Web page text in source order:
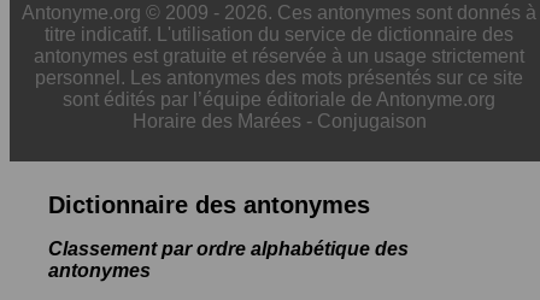
Antonyme.org © 2009 - 2026. Ces antonymes sont donnés à
titre indicatif. L'utilisation du service de dictionnaire des
antonymes est gratuite et réservée à un usage strictement
personnel. Les antonymes des mots présentés sur ce site
sont édités par l’équipe éditoriale de Antonyme.org
Horaire des Marées - Conjugaison
Dictionnaire des antonymes
Classement par ordre alphabétique des
antonymes